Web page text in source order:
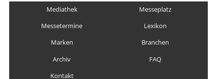
Mediathek
Messeplatz
Messetermine
Lexikon
Marken
Branchen
Archiv
FAQ
Kontakt